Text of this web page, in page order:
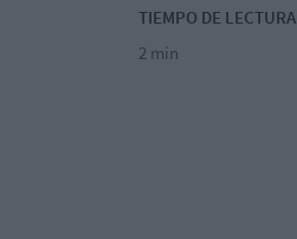
TIEMPO DE LECTURA
2 min